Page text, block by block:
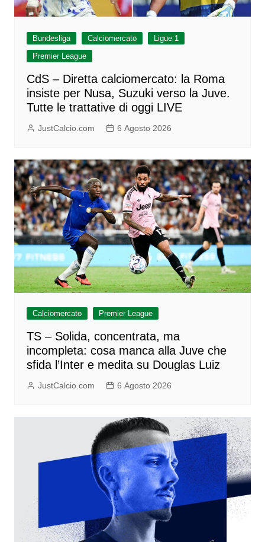
Bundesliga Calciomercato
Ligue 1
Premier League
CdS – Diretta calciomercato: la Roma
insiste per Nusa, Suzuki verso la Juve.
Tutte le trattative di oggi LIVE
JustCalcio.com 6 Agosto 2026
Calciomercato Premier League
TS – Solida, concentrata, ma
incompleta: cosa manca alla Juve che
sfida l’Inter e medita su Douglas Luiz
JustCalcio.com 6 Agosto 2026